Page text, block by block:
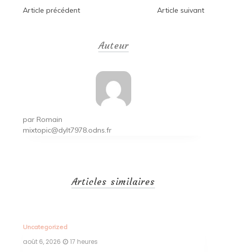
Navigation
Article précédent Article suivant
Auteur
par Romain
mixtopic@dylt7978.odns.fr
Articles similaires
Uncategorized
août 6, 2026 17 heures